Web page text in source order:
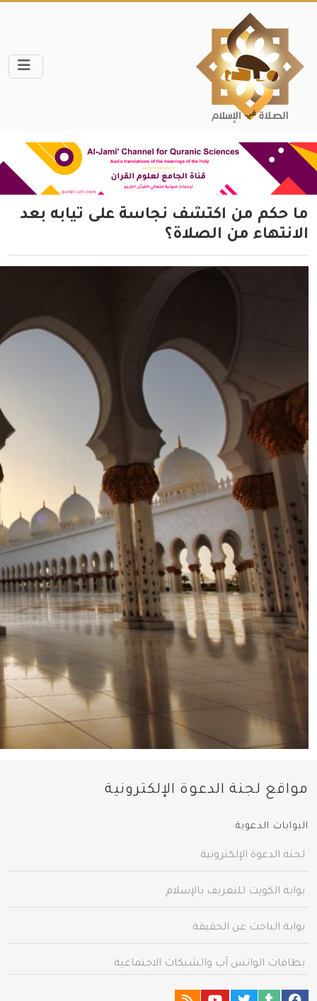
ما حكم من اكتشف نجاسة على ثيابه بعد
الانتهاء من الصلاة؟
مواقع لجنة الدعوة الإلكترونية
البوابات الدعوية
لجنة الدعوة الإلكترونية
بوابة الكويت للتعريف بالإسلام
بوابة الباحث عن الحقيقة
بطاقات الواتس آب والشبكات الاجتماعية